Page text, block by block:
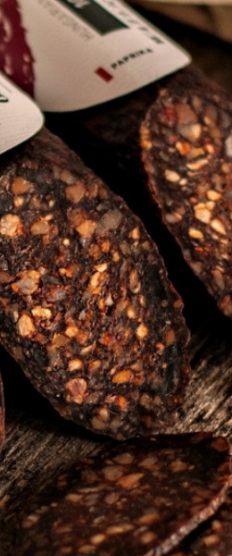
lehet létrehozni email-
Felhasználónév Vagy
ÚJ JELSZÓ
JOGI